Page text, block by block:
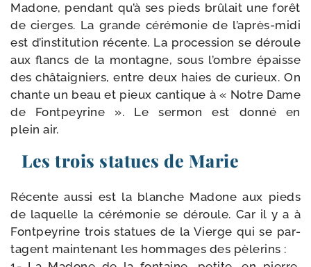
Madone, pen­dant qu’à ses pieds brû­lait une forêt
de cierges. La grande céré­mo­nie de l’après-​midi
est d’ins­ti­tu­tion récente. La pro­ces­sion se déroule
aux flancs de la mon­tagne, sous l’ombre épaisse
des châ­tai­gniers, entre deux haies de curieux. On
chante un beau et pieux can­tique à « Notre Dame
de Fontpeyrine ». Le ser­mon est don­né en
plein air.
Les trois statues de Marie
Récente aus­si est la blanche Madone aux pieds
de laquelle la céré­mo­nie se déroule. Car il y a à
Fontpeyrine trois sta­tues de la Vierge qui se par­
tagent main­te­nant les hom­mages des pèlerins :